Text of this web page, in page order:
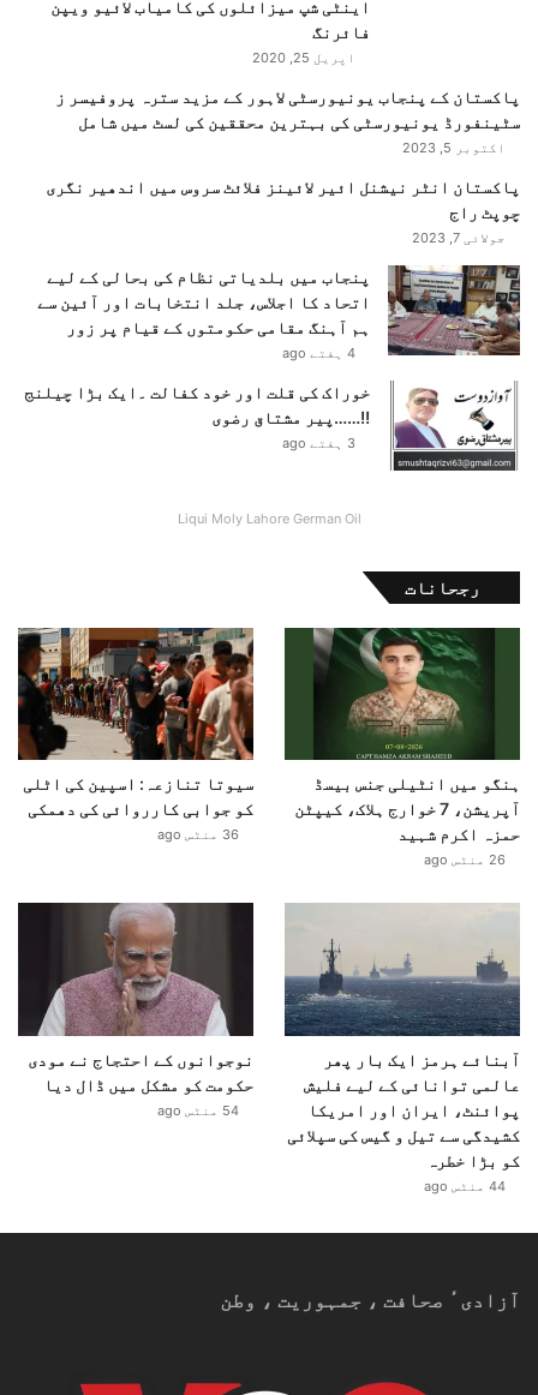
ی
ر
اینٹی شپ میزائلوں کی کامیاب لائیو ویپن
فائرنگ
اپریل 25, 2020
پاکستان کے پنجاب یونیورسٹی لاہور کے مزید سترہ پروفیسر ز
سٹینفورڈ یونیورسٹی کی بہترین محققین کی لسٹ میں شامل
اکتوبر 5, 2023
پاکستان انٹر نیشنل ائیر لائینز فلائٹ سروس میں اندھیر نگری
چوپٹ راج
جولائی 7, 2023
پنجاب میں بلدیاتی نظام کی بحالی کے لیے
اتحاد کا اجلاس، جلد انتخابات اور آئین سے
ہم آہنگ مقامی حکومتوں کے قیام پر زور
4 ہفتے ago
خوراک کی قلت اور خود کفالت ۔ایک بڑا چیلنج
!!……پیر مشتاق رضوی
3 ہفتے ago
Liqui Moly Lahore German Oil
رجحانات
ہنگو میں انٹیلی جنس بیسڈ
آپریشن، 7 خوارج ہلاک، کیپٹن
حمزہ اکرم شہید
26 منٹس ago
سیوتا تنازعہ: اسپین کی اٹلی
کو جوابی کارروائی کی دھمکی
36 منٹس ago
آبنائے ہرمز ایک بار پھر
عالمی توانائی کے لیے فلیش
پوائنٹ، ایران اور امریکا
کشیدگی سے تیل و گیس کی سپلائی
کو بڑا خطرہ
44 منٹس ago
نوجوانوں کے احتجاج نے مودی
حکومت کو مشکل میں ڈال دیا
54 منٹس ago
آزادیٴ صحافت ، جمہوریت ، وطن